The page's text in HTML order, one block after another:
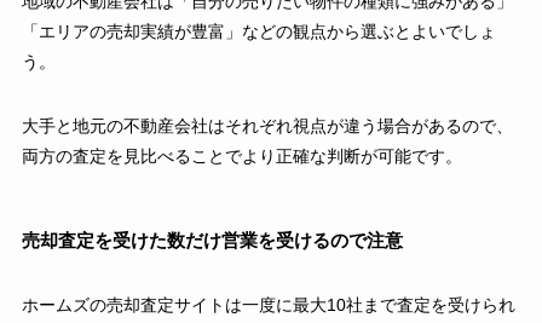
「エリアの売却実績が豊富」などの観点から選ぶとよいでしょ
う。
大手と地元の不動産会社はそれぞれ視点が違う場合があるので、
両方の査定を見比べることでより正確な判断が可能です。
売却査定を受けた数だけ営業を受けるので注意
ホームズの売却査定サイトは一度に最大10社まで査定を受けられ